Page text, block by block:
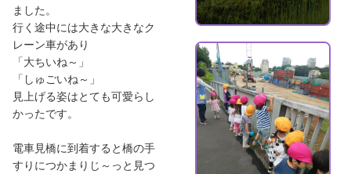
ました。
行く途中には大きな大きなク
レーン車があり
「大ちいね～」
「しゅごいね～」
見上げる姿はとても可愛らし
かったです。
電車見橋に到着すると橋の手
すりにつかまりじ～っと見つ